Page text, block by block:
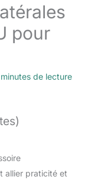
pour
de lecture
allier praticité et